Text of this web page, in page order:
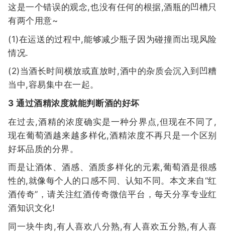
这是一个错误的观念,也没有任何的根据,酒瓶的凹槽只
有两个用意~
(1)在运送的过程中,能够减少瓶子因为碰撞而出现风险
情况.
(2)当酒长时间横放或直放时,酒中的杂质会沉入到凹糟
当中,容易集中在一起。
3 通过酒精浓度就能判断酒的好坏
在过去,酒精的浓度确实是一种分界点,但现在不同了,
现在葡萄酒越来越多样化,酒精浓度不再只是一个区别
好坏品质的分界。
而是让酒体、酒感、酒质多样化的元素,葡萄酒是很感
性的,就像每个人的口感不同、认知不同。本文来自“红
酒传奇”，请关注红酒传奇微信平台，每天分享专业红
酒知识文化!
同一块牛肉,有人喜欢八分熟,有人喜欢五分熟,有人喜